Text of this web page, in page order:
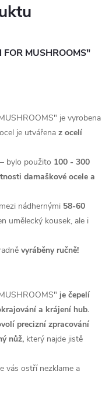
MUSHROOMS"
je vyrobena
je utvářena z ocelí
bylo použito 100 - 300
damaškové ocele a
nádhernými 58-60
umělecký kousek, ale i
vyráběny ručně!
je čepelí
a krájení hub.
precizní zpracování
nůž, který najde jistě
vás ostří nezklame a